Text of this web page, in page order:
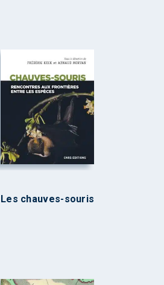
Les chauves-souris